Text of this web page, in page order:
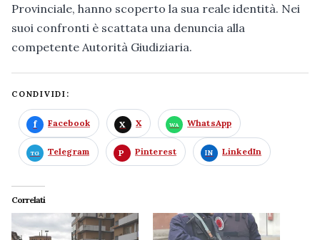
Provinciale, hanno scoperto la sua reale identità. Nei
suoi confronti è scattata una denuncia alla
competente Autorità Giudiziaria.
CONDIVIDI:
Facebook X WhatsApp
Telegram Pinterest LinkedIn
Correlati